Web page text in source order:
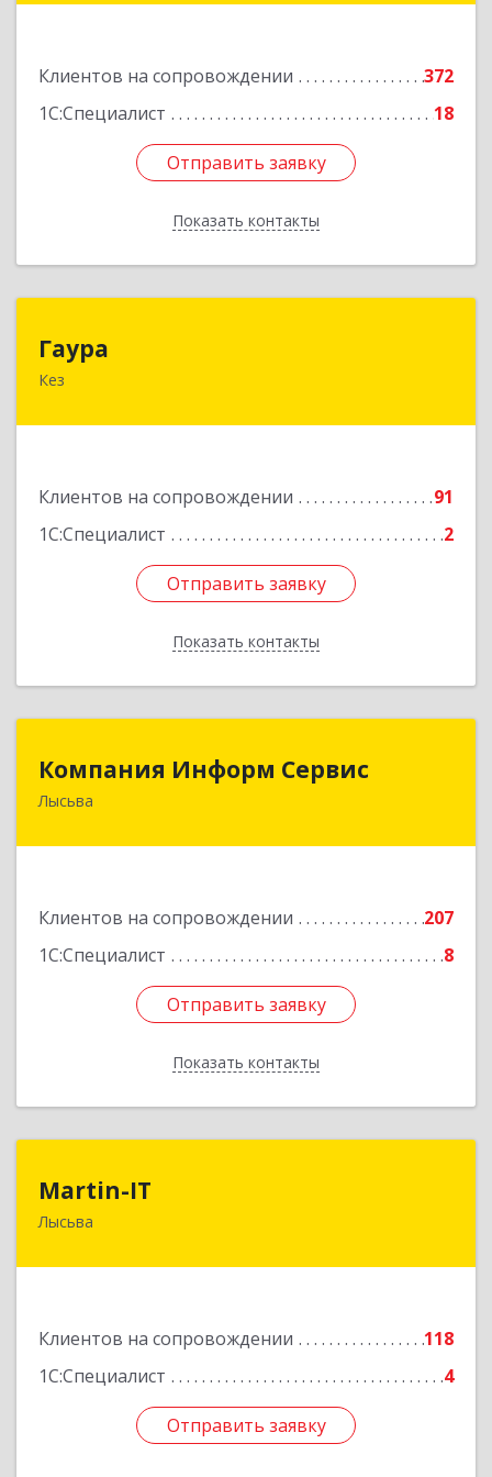
Клиентов на сопровождении
372
1С:Специалист
18
Отправить заявку
Показать контакты
Отправить заявку
Назад
Гаура
Кез
Клиентов на сопровождении
91
1С:Специалист
2
Отправить заявку
Показать контакты
Отправить заявку
Назад
Компания Информ Сервис
Лысьва
Клиентов на сопровождении
207
1С:Специалист
8
Отправить заявку
Показать контакты
Компания Информ Сервис
618909, Пермский край, Лысьва г, Металлистов
Отправить заявку
Назад
Martin-IT
Лысьва
Клиентов на сопровождении
118
1С:Специалист
4
Отправить заявку
618900, Пермский край, Лысьва г, Смышляева
Отправить заявку